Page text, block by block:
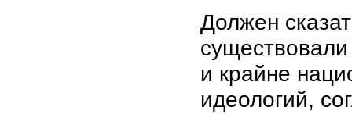
Должен
существовали
и крайне
идеологий,